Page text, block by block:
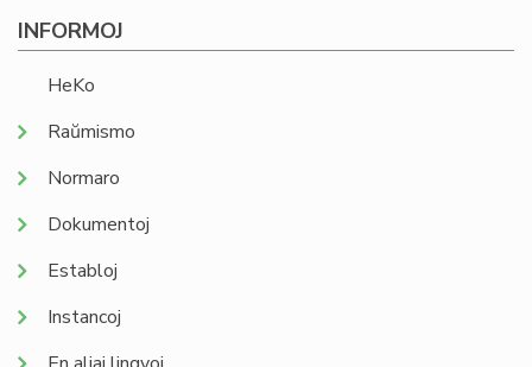
INFORMOJ
HeKo
Raŭmismo
Normaro
Dokumentoj
Establoj
Instancoj